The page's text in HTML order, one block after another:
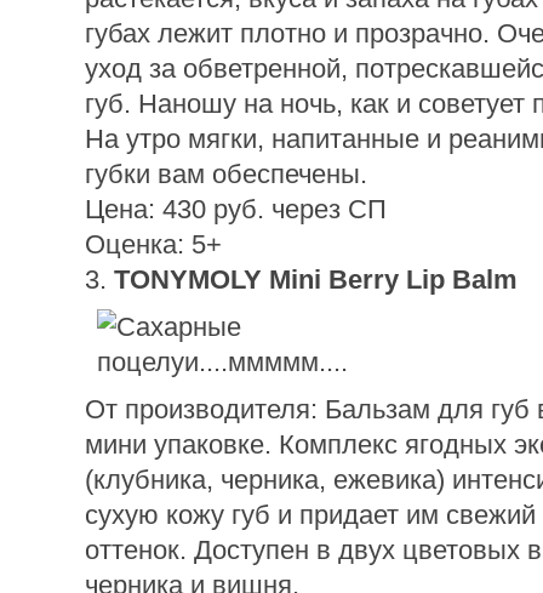
губах лежит плотно и прозрачно.
уход за обветренной,
губ. Наношу на ночь, как и советует
На утро мягки, напитанные и
губки вам обеспечены.
Цена: 430 руб. через СП
Оценка: 5+
3. TONYMOLY Mini Berry Lip Balm
От производителя: Бальзам для губ
мини упаковке. Комплекс ягодных
(клубника, черника, ежевика)
сухую кожу губ и придает им
оттенок. Доступен в двух цветовых
черника и вишня.